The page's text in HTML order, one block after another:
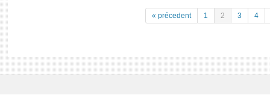
« précedent 1 2 3 4